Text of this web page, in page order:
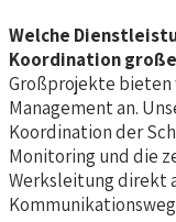
Welche
Koordination
Großprojekte bieten
Management an.
Koordination der
Monitoring und die
Werksleitung direkt